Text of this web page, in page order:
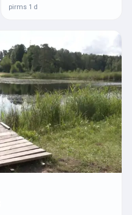
pirms 1 d